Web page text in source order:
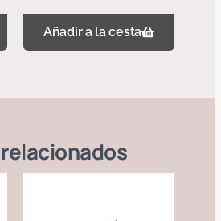
Añadir a la cesta
relacionados